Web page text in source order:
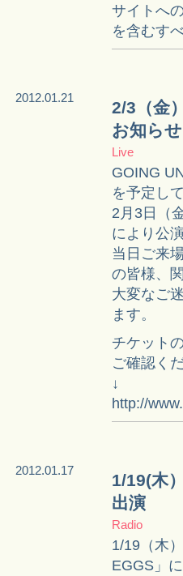
サイトへ
を含むす
2012.01.21
2/3（金
お知らせ
Live
GOING
を予定し
2月3日（
により公
当日ご来
の皆様、
大変なご
ます。
チケット
ご確認く
↓
http://
2012.01.17
1/19(木
出演
Radio
1/19（木
EGGS」に